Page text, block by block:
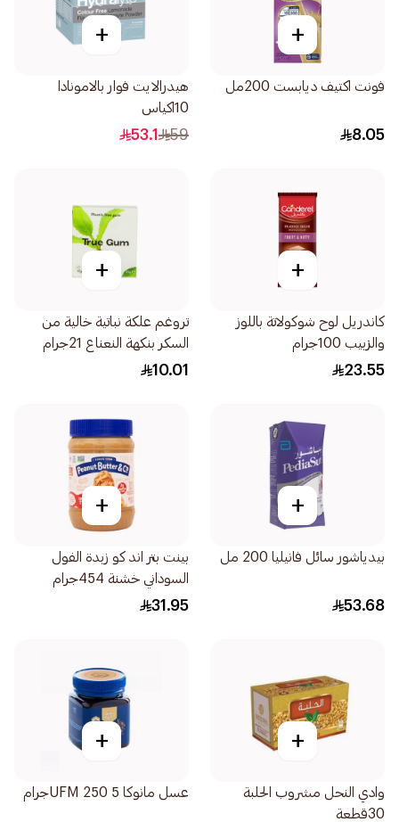
+
فونت اكتيف ديابست 200مل
8.05
+
هيدرالايت فوار بالامونادا
10اكياس
59
53.1
+
كاندريل لوح شوكولاتة باللوز
والزبيب 100جرام
23.55
+
تروغم علكة نباتية خالية من
السكر بنكهة النعناع 21جرام
10.01
+
بيدياشور سائل فانيليا 200 مل
53.68
+
بينت بتر اند كو زبدة الفول
السوداني خشنة 454جرام
31.95
+
وادي النحل مشروب الحلبة
30قطعة
+
عسل مانوكا 5 UFM 250جرام